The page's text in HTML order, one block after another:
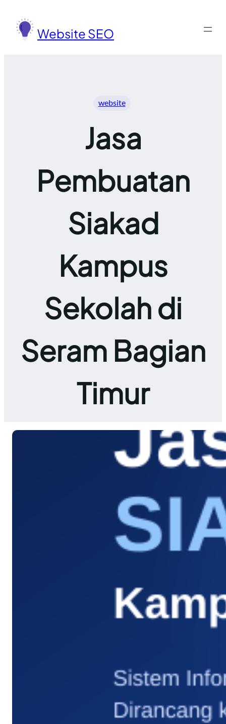
konten
Website SEO
website
Jasa
Pembuatan
Siakad
Kampus
Sekolah di
Seram Bagian
Timur